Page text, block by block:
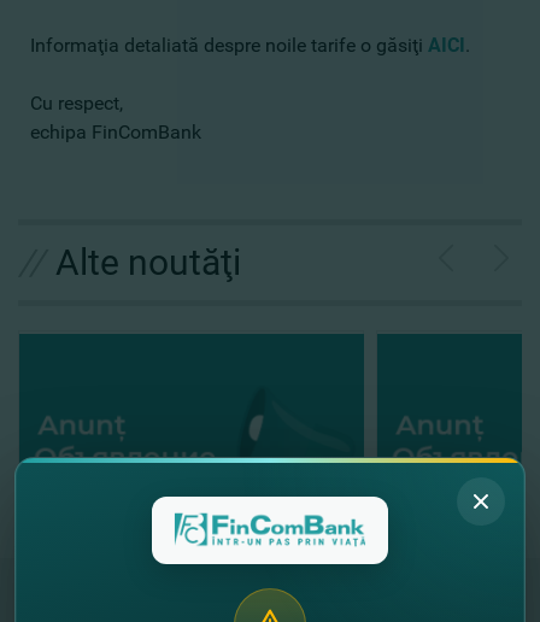
Informaţia detaliată despre noile tarife o găsiţi AICI.
Cu respect,
echipa FinComBank
Alte noutăţi